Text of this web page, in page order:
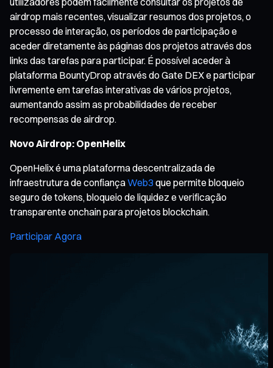
airdrop mais recentes, visualizar resumos dos projetos, o
processo de interação, os períodos de participação e
aceder diretamente às páginas dos projetos através dos
links das tarefas para participar. É possível aceder à
plataforma BountyDrop através do Gate DEX e participar
livremente em tarefas interativas de vários projetos,
aumentando assim as probabilidades de receber
recompensas de airdrop.
Novo Airdrop: OpenHelix
OpenHelix é uma plataforma descentralizada de
infraestrutura de confiançaWeb3 que permite bloqueio
seguro de tokens, bloqueio de liquidez e verificação
transparente onchain para projetos blockchain.
Participar Agora